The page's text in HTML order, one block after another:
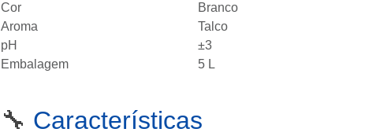
Cor
Branco
Aroma
Talco
pH
±3
Embalagem
5 L
🔧 Características